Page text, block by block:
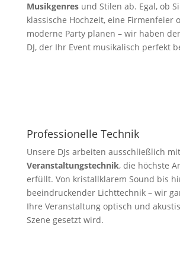
Musikgenresund Stilen ab. Egal, ob
klassische Hochzeit, eine Firmenfeier
moderne Party planen – wir haben
DJ, der Ihr Event musikalisch perfekt
Professionelle Technik
Unsere DJs arbeiten ausschließlich mit
Veranstaltungstechnik, die höchste
erfüllt. Von kristallklarem Sound bis
beeindruckender Lichttechnik – wir
Ihre Veranstaltung optisch und
Szene gesetzt wird.